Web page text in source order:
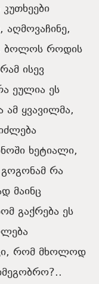
აღმოვაჩინე,
ბოლოს როდის
ისევ
ეულია ეს
ყვავილმა,
ხეტიალი,
გოგონამ რა
მაინც
გაქრება ეს
რომ მხოლოდ